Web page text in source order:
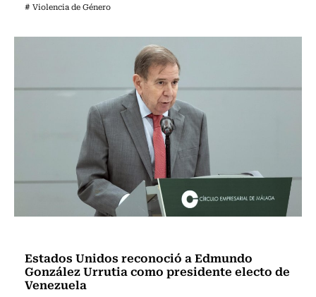
# Violencia de Género
Estados Unidos reconoció a Edmundo
González Urrutia como presidente electo de
Venezuela